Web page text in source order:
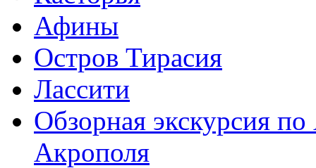
Афины
Остров Тирасия
Лассити
Обзорная экскурсия
Акрополя